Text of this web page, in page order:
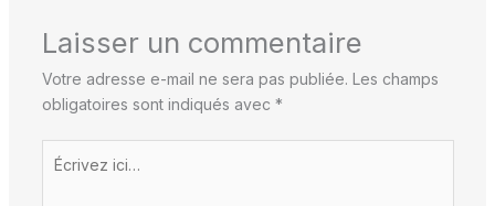
Laisser un commentaire
Votre adresse e-mail ne sera pas publiée. Les champs
obligatoires sont indiqués avec *
Écrivez
ici…